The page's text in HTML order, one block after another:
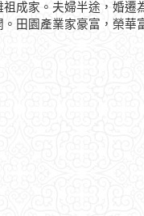
成家。夫婦半途，婚
田園產業家豪富，榮華